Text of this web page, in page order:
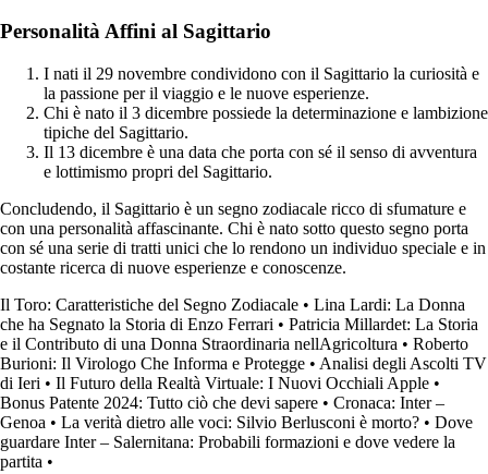
Personalità Affini al Sagittario
I nati il 29 novembre condividono con il Sagittario la curiosità e
la passione per il viaggio e le nuove esperienze.
Chi è nato il 3 dicembre possiede la determinazione e lambizione
tipiche del Sagittario.
Il 13 dicembre è una data che porta con sé il senso di avventura
e lottimismo propri del Sagittario.
Concludendo, il Sagittario è un segno zodiacale ricco di sfumature e
con una personalità affascinante. Chi è nato sotto questo segno porta
con sé una serie di tratti unici che lo rendono un individuo speciale e in
costante ricerca di nuove esperienze e conoscenze.
Il Toro: Caratteristiche del Segno Zodiacale • Lina Lardi: La Donna
che ha Segnato la Storia di Enzo Ferrari • Patricia Millardet: La Storia
e il Contributo di una Donna Straordinaria nellAgricoltura • Roberto
Burioni: Il Virologo Che Informa e Protegge • Analisi degli Ascolti TV
di Ieri • Il Futuro della Realtà Virtuale: I Nuovi Occhiali Apple •
Bonus Patente 2024: Tutto ciò che devi sapere • Cronaca: Inter –
Genoa • La verità dietro alle voci: Silvio Berlusconi è morto? • Dove
guardare Inter – Salernitana: Probabili formazioni e dove vedere la
partita •